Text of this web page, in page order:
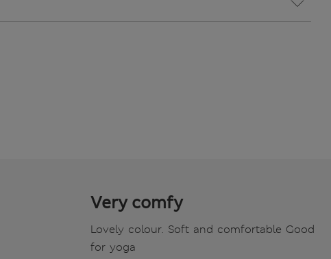
Very comfy
Lovely colour. Soft and comfortable Good
for yoga